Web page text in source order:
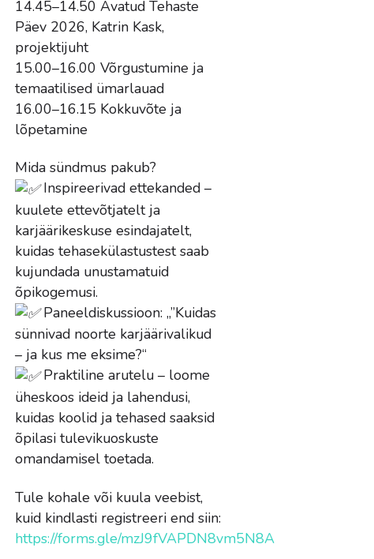
14.45–14.50 Avatud Tehaste
Päev 2026, Katrin Kask,
projektijuht
15.00–16.00 Võrgustumine ja
temaatilised ümarlauad
16.00–16.15 Kokkuvõte ja
lõpetamine
Mida sündmus pakub?
Inspireerivad ettekanded –
kuulete ettevõtjatelt ja
karjäärikeskuse esindajatelt,
kuidas tehasekülastustest saab
kujundada unustamatuid
õpikogemusi.
Paneeldiskussioon: „”Kuidas
sünnivad noorte karjäärivalikud
– ja kus me eksime?“
Praktiline arutelu – loome
üheskoos ideid ja lahendusi,
kuidas koolid ja tehased saaksid
õpilasi tulevikuoskuste
omandamisel toetada.
Tule kohale või kuula veebist,
kuid kindlasti registreeri end siin:
https://forms.gle/mzJ9fVAPDN8vm5N8A